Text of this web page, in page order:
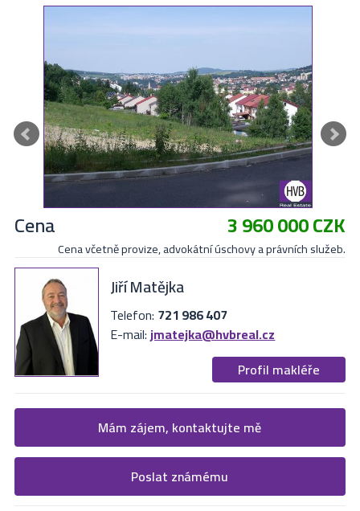
O NÁS
Cena 3 960 000 CZK
Cena včetně provize, advokátní úschovy a právních služeb.
Jiří Matějka
Telefon: 721 986 407
E-mail:jmatejka@hvbreal.cz
Profil makléře
Žádost o více informací
Vyplňte následující formulář. Upřesněte, co by Vás zajímalo. V
nejbližší Vás naši makléři kontaktují.
Mám zájem, kontaktujte mě
Formulář odešle nabídku na uvedený email
Poslat známému